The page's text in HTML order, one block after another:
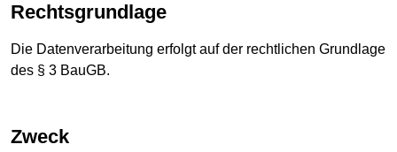
Rechtsgrundlage
Die Datenverarbeitung erfolgt auf der rechtlichen Grundlage
des § 3 BauGB.
Zweck